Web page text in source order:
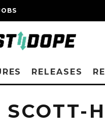
RELEASES
SCOTT-